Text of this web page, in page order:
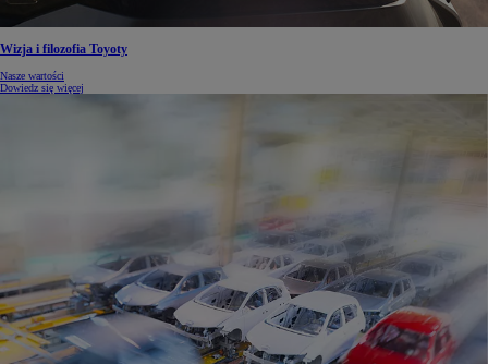
Wizja i filozofia Toyoty
Nasze wartości
Dowiedz się więcej